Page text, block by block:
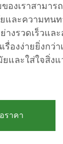
องเราสามา
และความทน
างรวดเร็วแล
องง่ายยิ่งกว่
และใส่ใจสิ่ง
ราคา